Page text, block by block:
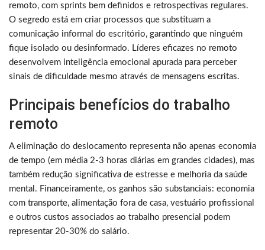
remoto, com sprints bem definidos e retrospectivas regulares.
O segredo está em criar processos que substituam a
comunicação informal do escritório, garantindo que ninguém
fique isolado ou desinformado. Líderes eficazes no remoto
desenvolvem inteligência emocional apurada para perceber
sinais de dificuldade mesmo através de mensagens escritas.
Principais benefícios do trabalho
remoto
A eliminação do deslocamento representa não apenas economia
de tempo (em média 2-3 horas diárias em grandes cidades), mas
também redução significativa de estresse e melhoria da saúde
mental. Financeiramente, os ganhos são substanciais: economia
com transporte, alimentação fora de casa, vestuário profissional
e outros custos associados ao trabalho presencial podem
representar 20-30% do salário.